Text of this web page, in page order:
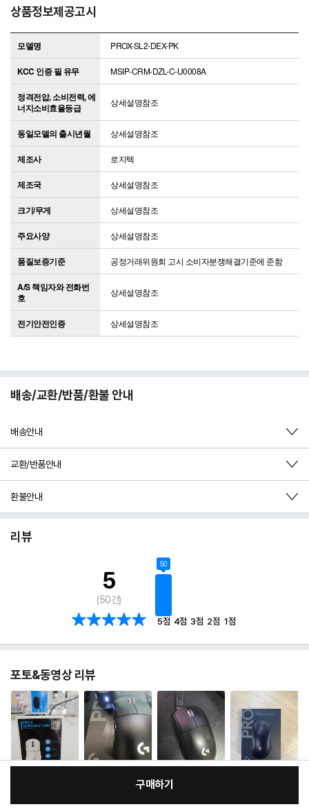
상품정보제공고시
모델명 PROX-SL2-DEX-PK
KCC 인증 필 유무 MSIP-CRM-DZL-C-U0008A
정격전압, 소비전력, 에
너지소비효율등급
상세설명참조
동일모델의 출시년월 상세설명참조
제조사 로지텍
제조국 상세설명참조
크기/무게 상세설명참조
주요사양 상세설명참조
품질보증기준 공정거래위원회 고시 소비자분쟁해결기준에 준함
A/S 책임자와 전화번
호
상세설명참조
전기안전인증 상세설명참조
배송/교환/반품/환불 안내
배송안내
교환/반품안내
환불안내
리뷰
5
(50건)
50
5점 4점 3점 2점 1점
포토&동영상 리뷰
구매하기